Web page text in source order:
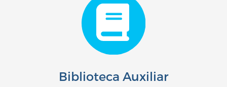
Biblioteca Auxiliar